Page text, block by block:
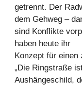
getrennt. Der
dem Gehweg –
sind Konflikte
haben heute ihr
Konzept für einen
„Die Ringstraße
Aushängeschild,